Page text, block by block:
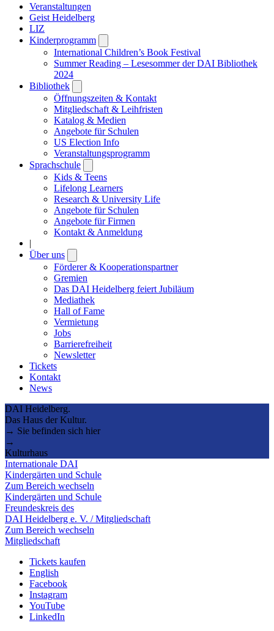
Veranstaltungen
Geist Heidelberg
LIZ
Kinderprogramm
submenu
International Children’s Book Festival
Summer Reading – Lesesommer der DAI Bibliothek
2024
Bibliothek
submenu
Öffnungszeiten & Kontakt
Mitgliedschaft & Leihfristen
Katalog & Medien
Angebote für Schulen
US Election Info
Veranstaltungsprogramm
Sprachschule
submenu
Kids & Teens
Lifelong Learners
Research & University Life
Angebote für Schulen
Angebote für Firmen
Kontakt & Anmeldung
|
Über uns
submenu
Förderer & Kooperationspartner
Gremien
Das DAI Heidelberg feiert Jubiläum
Mediathek
Hall of Fame
Vermietung
Jobs
Barrierefreiheit
Newsletter
Tickets
Kontakt
News
DAI Heidelberg.
Das Haus der Kultur.
→ Sie befinden sich hier
→
Kulturhaus
Internationale DAI
Kindergärten und Schule
Zum Bereich wechseln
Kindergärten und Schule
Freundeskreis des
DAI Heidelberg e. V. / Mitgliedschaft
Zum Bereich wechseln
Mitgliedschaft
Tickets kaufen
English
Facebook
Instagram
YouTube
LinkedIn